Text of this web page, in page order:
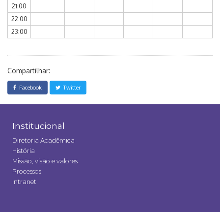
21:00
22:00
23:00
Compartilhar:
Facebook Twitter
Institucional
Diretoria Acadêmica
História
Missão, visão e valores
Processos
Intranet